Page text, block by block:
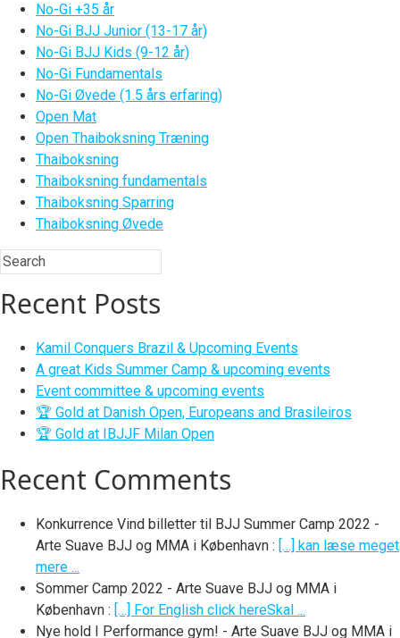
No-Gi +35 år
No-Gi BJJ Junior (13-17 år)
No-Gi BJJ Kids (9-12 år)
No-Gi Fundamentals
No-Gi Øvede (1.5 års erfaring)
Open Mat
Open Thaiboksning Træning
Thaiboksning
Thaiboksning fundamentals
Thaiboksning Sparring
Thaiboksning Øvede
Recent Posts
Kamil Conquers Brazil & Upcoming Events
A great Kids Summer Camp & upcoming events
Event committee & upcoming events
🏆 Gold at Danish Open, Europeans and Brasileiros
🏆 Gold at IBJJF Milan Open
Recent Comments
Konkurrence Vind billetter til BJJ Summer Camp 2022 -
Arte Suave BJJ og MMA i København : […] kan læse meget
mere ...
Sommer Camp 2022 - Arte Suave BJJ og MMA i
København : […] For English click hereSkal ...
Nye hold I Performance gym! - Arte Suave BJJ og MMA i